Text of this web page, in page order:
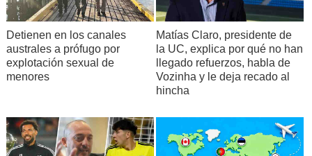
Detienen en los canales
australes a prófugo por
explotación sexual de
menores
Matías Claro, presidente de
la UC, explica por qué no han
llegado refuerzos, habla de
Vozinha y le deja recado al
hincha